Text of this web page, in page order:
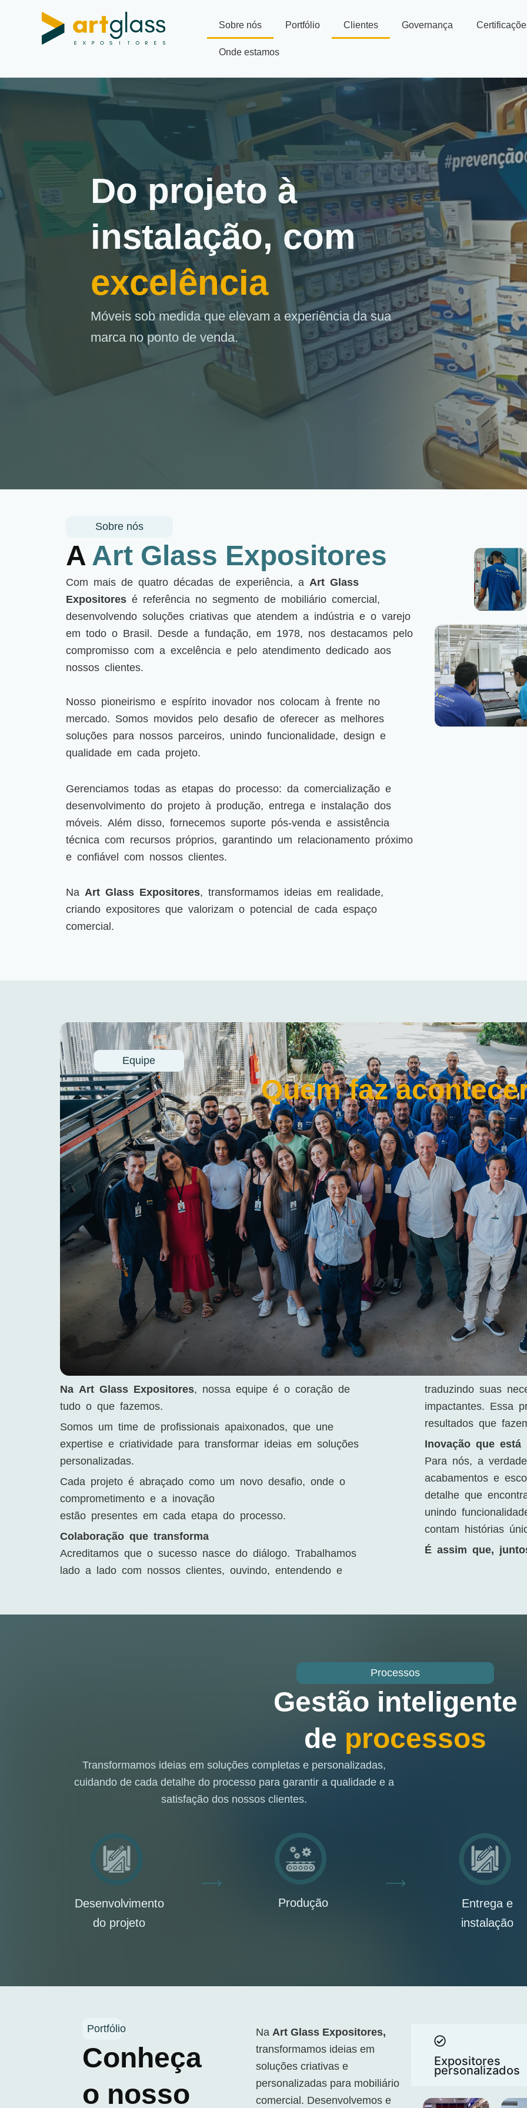
Sobre nós Portfólio Clientes Governança
Onde estamos
Do projeto à
instalação, com
excelência
Móveis sob medida que elevam a experiência da sua
marca no ponto de venda.
Sobre nós
A Art Glass Expositores
Com mais de quatro décadas de experiência, a Art Glass
Expositores é referência no segmento de mobiliário comercial,
desenvolvendo soluções criativas que atendem a indústria e o varejo
em todo o Brasil. Desde a fundação, em 1978, nos destacamos pelo
compromisso com a excelência e pelo atendimento dedicado aos
nossos clientes.
Nosso pioneirismo e espírito inovador nos colocam à frente no
mercado. Somos movidos pelo desafio de oferecer as melhores
soluções para nossos parceiros, unindo funcionalidade, design e
qualidade em cada projeto.
Gerenciamos todas as etapas do processo: da comercialização e
desenvolvimento do projeto à produção, entrega e instalação dos
móveis. Além disso, fornecemos suporte pós-venda e assistência
técnica com recursos próprios, garantindo um relacionamento próximo
e confiável com nossos clientes.
Na Art Glass Expositores, transformamos ideias em realidade,
criando expositores que valorizam o potencial de cada espaço
comercial.
Equipe
Quem faz
Na Art Glass Expositores, nossa equipe é o coração de
tudo o que fazemos.
Somos um time de profissionais apaixonados, que une
expertise e criatividade para transformar ideias em soluções
personalizadas.
Cada projeto é abraçado como um novo desafio, onde o
comprometimento e a inovação
estão presentes em cada etapa do processo.
Colaboração que transforma
Acreditamos que o sucesso nasce do diálogo. Trabalhamos
lado a lado com nossos clientes, ouvindo, entendendo e
traduzindo suas
impactantes. Essa
resultados que
Inovação que está
Para nós, a
acabamentos e
detalhe que
unindo
contam histórias
É assim que,
Processos
Gestão inteligente
de processos
Transformamos ideias em soluções completas e personalizadas,
cuidando de cada detalhe do processo para garantir a qualidade e a
satisfação dos nossos clientes.
Desenvolvimento
do projeto
Produção
Entrega e
instalação
Portfólio
Conheça
o nosso
Na Art Glass Expositores,
transformamos ideias em
soluções criativas e
personalizadas para mobiliário
comercial. Desenvolvemos e
Expositores
personalizados